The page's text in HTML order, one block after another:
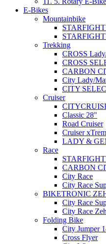
E-Bikes
Mountainbike
Trekking
CROSS
CROSS
CARBON
City Lady/
CITY
Cruiser
Classic 28"
Road Cruiser
Cruiser
LADY &
Race
CARBON
City Race
City Race
BIKETRONIC
City Race
City Race
Folding Bike
City Jumper
Cross Flyer